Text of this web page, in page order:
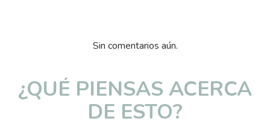
Sin comentarios aún.
¿QUÉ PIENSAS ACERCA
DE ESTO?